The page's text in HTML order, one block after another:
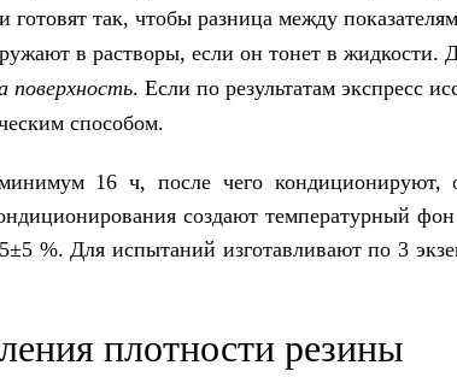
так, чтобы разница между
в растворы, если он тонет в жидкости.
поверхность. Если по результатам экспресс
способом.
16 ч, после чего кондиционируют,
создают температурный
%. Для испытаний изготавливают по 3
плотности резины